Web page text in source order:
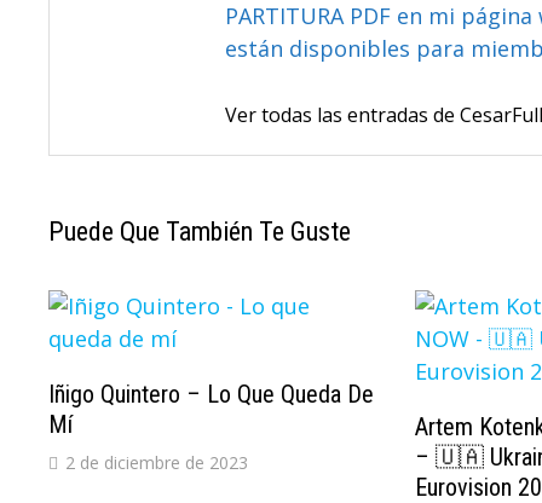
PARTITURA PDF en mi
están disponibles para
Ver todas las entradas de
Puede Que También Te Guste
Iñigo Quintero – Lo Que Queda De
Mí
2 de diciembre de 2023
Artem
– 🇺🇦
Eurovision